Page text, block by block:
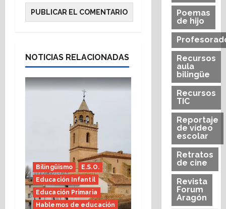
NOTICIAS RELACIONADAS
Bilingüismo
E.S.O.
Educación Infantil
Educación Primaria
Hablemos de educación
Poemas
de hijo
Recursos
aula
bilingüe
Recursos
TIC
Reportaje
de vídeo
escolar
Retratos
de cine
Revista
Forum
Aragón